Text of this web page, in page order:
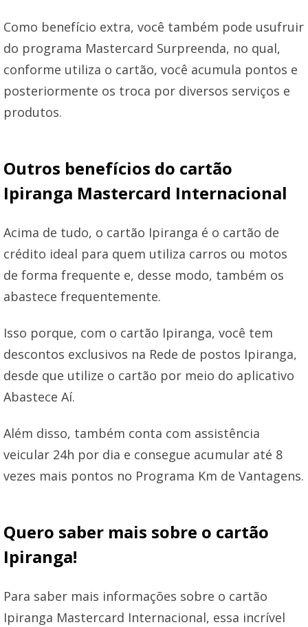
Como benefício extra, você também pode usufruir
do programa Mastercard Surpreenda, no qual,
conforme utiliza o cartão, você acumula pontos e
posteriormente os troca por diversos serviços e
produtos.
Outros benefícios do cartão
Ipiranga Mastercard Internacional
Acima de tudo, o cartão Ipiranga é o cartão de
crédito ideal para quem utiliza carros ou motos
de forma frequente e, desse modo, também os
abastece frequentemente.
Isso porque, com o cartão Ipiranga, você tem
descontos exclusivos na Rede de postos Ipiranga,
desde que utilize o cartão por meio do aplicativo
Abastece Aí.
Além disso, também conta com assistência
veicular 24h por dia e consegue acumular até 8
vezes mais pontos no Programa Km de Vantagens.
Quero saber mais sobre o cartão
Ipiranga!
Para saber mais informações sobre o cartão
Ipiranga Mastercard Internacional, essa incrível